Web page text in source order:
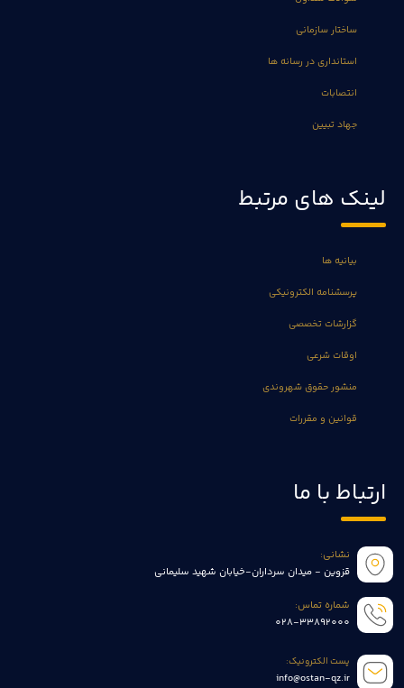
ساختار سازمانی
استانداری در رسانه ها
انتصابات
جهاد تبیین
لینک های مرتبط
بیانیه ها
پرسشنامه الکترونیکی
گزارشات تخصصی
اوقات شرعی
منشور حقوق شهروندی
قوانین و مقررات
ارتباط با ما
نشانی:
قزوین - میدان سرداران-خیابان شهید سلیمانی
شماره تماس:
028-33892000
پست الکترونیک:
info@ostan-qz.ir